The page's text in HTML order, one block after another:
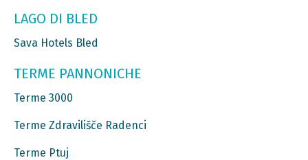
LAGO DI BLED
Sava Hotels Bled
TERME PANNONICHE
Terme 3000
Terme Zdravilišče Radenci
Terme Ptuj